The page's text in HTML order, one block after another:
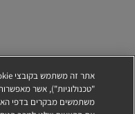
"טכנולוגיות"), אשר
משתמשים מבקרים בדפי